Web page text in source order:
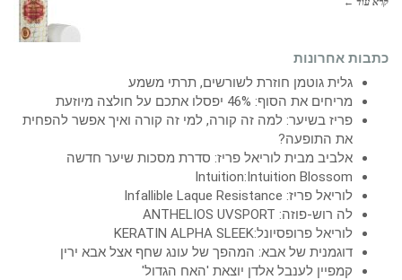
כתבות אחרונות
גלית גוטמן חוזרת לשורשים, תרתי משמע
מריחים את הסוף: 46% יפסלו אתכם על חולצה מיוזעת
פריז בשיער: למה זה קורה, למי זה קורה ואיך אפשר להפחית
את התופעה?
אלביב מבית לוריאל פריז: סדרת מסכות שיער חדשה
Intuition:Intuition Blossom
לוריאל פריז: Infallible Laque Resistance
לה רוש-פוזה: ANTHELIOS UVSPORT
לוריאל פרופסיונל:KERATIN ALPHA SLEEK
דוגמנית של אבא: המהפך של עונג שחף אצל אבא ירין
קמפיין לענבל אלדן יוצאת 'האח הגדול'